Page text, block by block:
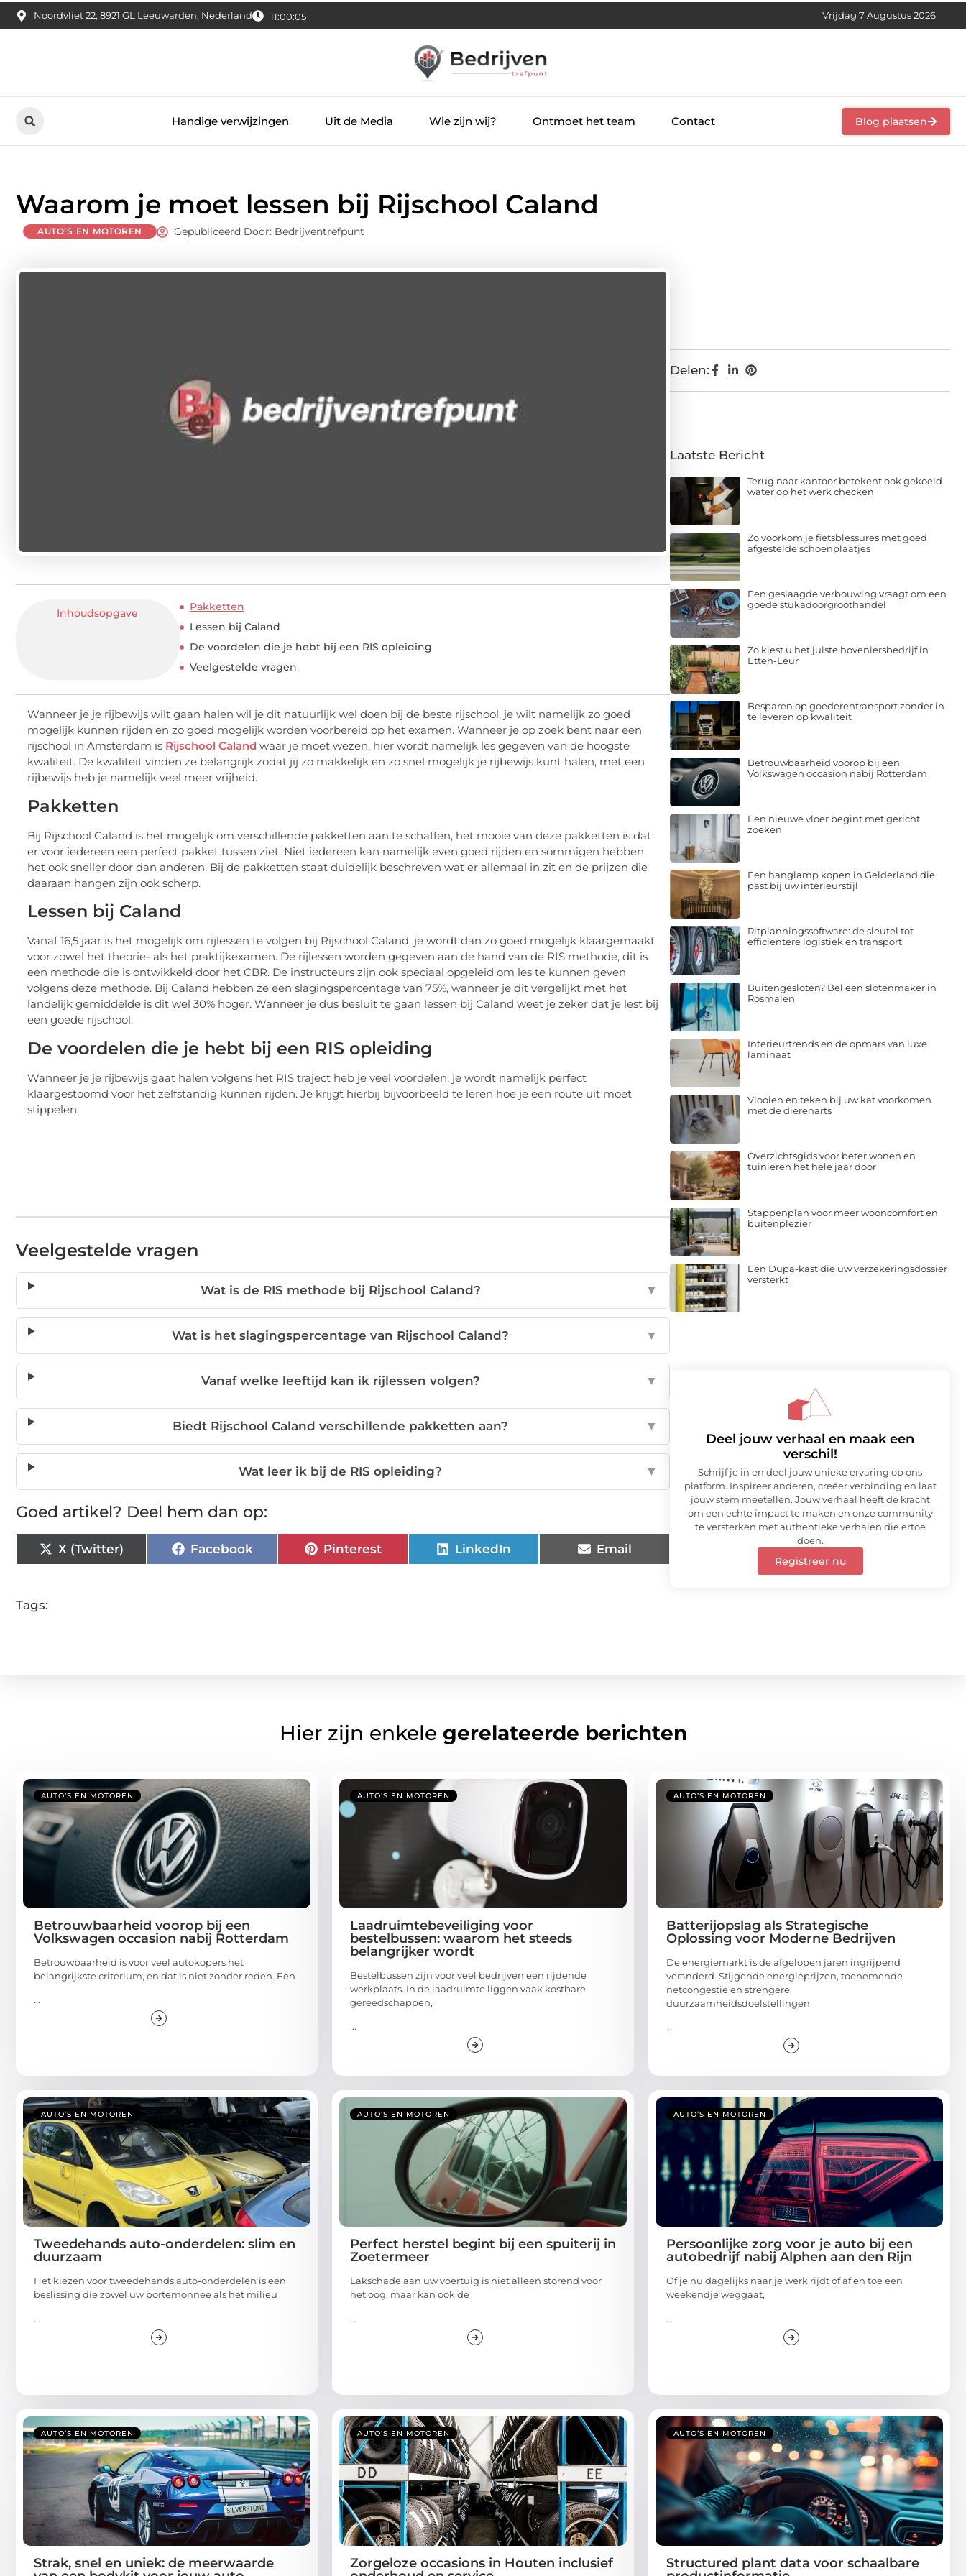
Noordvliet 22, 8921 GL Leeuwarden, Nederland 11:00:06 Vrijdag 7 Augustus 2026
Handige verwijzingen Uit de Media Wie zijn wij? Ontmoet het team Contact Blog plaatsen
Waarom je moet lessen bij Rijschool Caland
AUTO’S EN MOTOREN Gepubliceerd Door: Bedrijventrefpunt
Inhoudsopgave
Pakketten
Lessen bij Caland
De voordelen die je hebt bij een RIS opleiding
Veelgestelde vragen
Wanneer je je rijbewijs wilt gaan halen wil je dit natuurlijk wel doen bij de beste rijschool, je wilt namelijk zo goed
mogelijk kunnen rijden en zo goed mogelijk worden voorbereid op het examen. Wanneer je op zoek bent naar een
rijschool in Amsterdam is Rijschool Caland waar je moet wezen, hier wordt namelijk les gegeven van de hoogste
kwaliteit. De kwaliteit vinden ze belangrijk zodat jij zo makkelijk en zo snel mogelijk je rijbewijs kunt halen, met een
rijbewijs heb je namelijk veel meer vrijheid.
Pakketten
Bij Rijschool Caland is het mogelijk om verschillende pakketten aan te schaffen, het mooie van deze pakketten is dat
er voor iedereen een perfect pakket tussen ziet. Niet iedereen kan namelijk even goed rijden en sommigen hebben
het ook sneller door dan anderen. Bij de pakketten staat duidelijk beschreven wat er allemaal in zit en de prijzen die
daaraan hangen zijn ook scherp.
Lessen bij Caland
Vanaf 16,5 jaar is het mogelijk om rijlessen te volgen bij Rijschool Caland, je wordt dan zo goed mogelijk klaargemaakt
voor zowel het theorie- als het praktijkexamen. De rijlessen worden gegeven aan de hand van de RIS methode, dit is
een methode die is ontwikkeld door het CBR. De instructeurs zijn ook speciaal opgeleid om les te kunnen geven
volgens deze methode. Bij Caland hebben ze een slagingspercentage van 75%, wanneer je dit vergelijkt met het
landelijk gemiddelde is dit wel 30% hoger. Wanneer je dus besluit te gaan lessen bij Caland weet je zeker dat je lest bij
een goede rijschool.
De voordelen die je hebt bij een RIS opleiding
Wanneer je je rijbewijs gaat halen volgens het RIS traject heb je veel voordelen, je wordt namelijk perfect
klaargestoomd voor het zelfstandig kunnen rijden. Je krijgt hierbij bijvoorbeeld te leren hoe je een route uit moet
stippelen.
Veelgestelde vragen
Wat is de RIS methode bij Rijschool Caland? ▼
Wat is het slagingspercentage van Rijschool Caland? ▼
Vanaf welke leeftijd kan ik rijlessen volgen? ▼
Biedt Rijschool Caland verschillende pakketten aan? ▼
Wat leer ik bij de RIS opleiding? ▼
Goed artikel? Deel hem dan op:
X (Twitter) Facebook Pinterest LinkedIn Email
Tags:
Delen:
Laatste Bericht
Terug naar kantoor betekent ook gekoeld
water op het werk checken
Zo voorkom je fietsblessures met goed
afgestelde schoenplaatjes
Een geslaagde verbouwing vraagt om een
goede stukadoorgroothandel
Zo kiest u het juiste hoveniersbedrijf in
Etten-Leur
Besparen op goederentransport zonder in
te leveren op kwaliteit
Betrouwbaarheid voorop bij een
Volkswagen occasion nabij Rotterdam
Een nieuwe vloer begint met gericht
zoeken
Een hanglamp kopen in Gelderland die
past bij uw interieurstijl
Ritplanningssoftware: de sleutel tot
efficiëntere logistiek en transport
Buitengesloten? Bel een slotenmaker in
Rosmalen
Interieurtrends en de opmars van luxe
laminaat
Vlooien en teken bij uw kat voorkomen
met de dierenarts
Overzichtsgids voor beter wonen en
tuinieren het hele jaar door
Stappenplan voor meer wooncomfort en
buitenplezier
Een Dupa-kast die uw verzekeringsdossier
versterkt
Deel jouw verhaal en maak een
verschil!
Schrijf je in en deel jouw unieke ervaring op ons
platform. Inspireer anderen, creëer verbinding en laat
jouw stem meetellen. Jouw verhaal heeft de kracht
om een echte impact te maken en onze community
te versterken met authentieke verhalen die ertoe
doen.
Registreer nu
Hier zijn enkele gerelateerde berichten
AUTO’S EN MOTOREN
Betrouwbaarheid voorop bij een
Volkswagen occasion nabij Rotterdam
Betrouwbaarheid is voor veel autokopers het
belangrijkste criterium, en dat is niet zonder reden. Een
...
AUTO’S EN MOTOREN
Laadruimtebeveiliging voor
bestelbussen: waarom het steeds
belangrijker wordt
Bestelbussen zijn voor veel bedrijven een rijdende
werkplaats. In de laadruimte liggen vaak kostbare
gereedschappen,
...
AUTO’S EN MOTOREN
Batterijopslag als Strategische
Oplossing voor Moderne Bedrijven
De energiemarkt is de afgelopen jaren ingrijpend
veranderd. Stijgende energieprijzen, toenemende
netcongestie en strengere
duurzaamheidsdoelstellingen
...
AUTO’S EN MOTOREN
Tweedehands auto-onderdelen: slim en
duurzaam
Het kiezen voor tweedehands auto-onderdelen is een
beslissing die zowel uw portemonnee als het milieu
...
AUTO’S EN MOTOREN
Perfect herstel begint bij een spuiterij in
Zoetermeer
Lakschade aan uw voertuig is niet alleen storend voor
het oog, maar kan ook de
...
AUTO’S EN MOTOREN
Persoonlijke zorg voor je auto bij een
autobedrijf nabij Alphen aan den Rijn
Of je nu dagelijks naar je werk rijdt of af en toe een
weekendje weggaat,
...
AUTO’S EN MOTOREN
Strak, snel en uniek: de meerwaarde
AUTO’S EN MOTOREN
Zorgeloze occasions in Houten inclusief
AUTO’S EN MOTOREN
Structured plant data voor schaalbare